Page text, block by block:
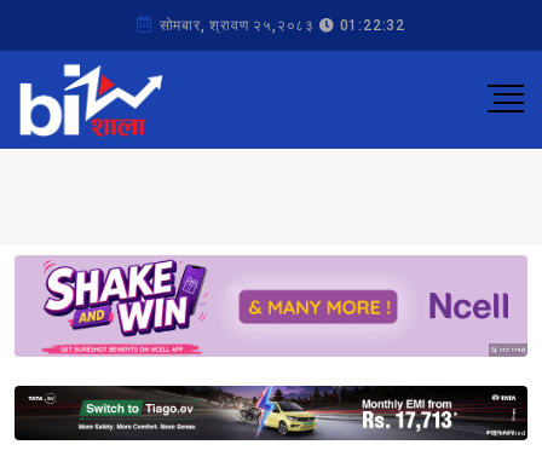
सोमबार, श्रावण २५,२०८३ 01:22:32
Sponsored
Sponsored